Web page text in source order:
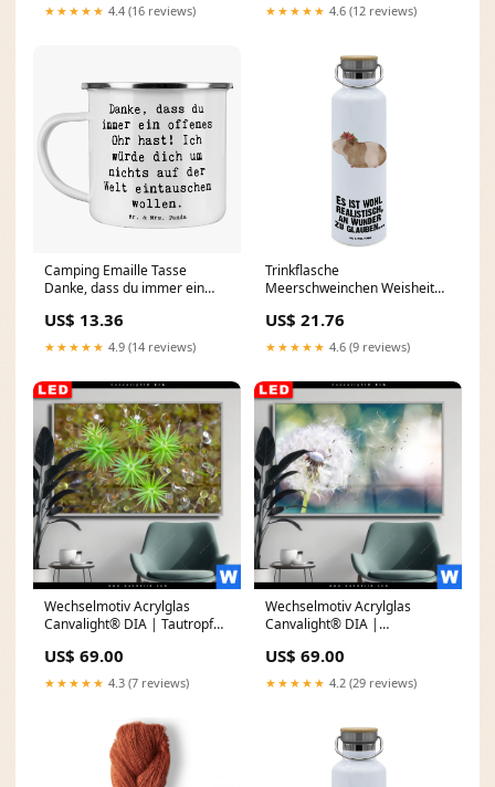
★★★★★ 4.4 (16 reviews)
x 90
★★★★★ 4.6 (12 reviews)
Camping Emaille Tasse
Danke, dass du immer ein
dich um nichts auf der Welt
eintauschen wollen. Kfz-
Mechatroniker aus
US$ 13.36
★★★★★ 4.9 (14 reviews)
Trinkflasche
Meerschweinchen Weisheit
US$ 21.76
★★★★★ 4.6 (9 reviews)
Wechselmotiv Acrylglas
Canvalight® DIA | Tautropfen
Größe in cm:100 x 50
US$ 69.00
★★★★★ 4.3 (7 reviews)
Wechselmotiv Acrylglas
Canvalight® DIA |
Querformat Ornamente
US$ 69.00
★★★★★ 4.2 (29 reviews)